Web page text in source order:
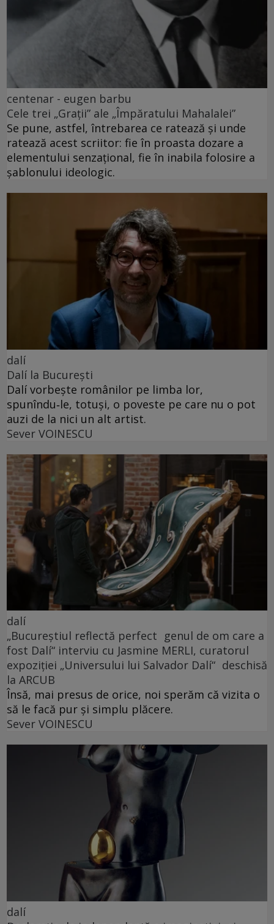
centenar - eugen barbu
Cele trei „Grații” ale „Împăratului Mahalalei”
Se pune, astfel, întrebarea ce ratează și unde
ratează acest scriitor: fie în proasta dozare a
elementului senzațional, fie în inabila folosire a
șablonului ideologic.
dalí
Dalí la București
Dalí vorbește românilor pe limba lor,
spunîndu‑le, totuși, o poveste pe care nu o pot
auzi de la nici un alt artist.
Sever VOINESCU
dalí
„Bucureștiul reflectă perfect genul de om care a
fost Dalí“ interviu cu Jasmine MERLI, curatorul
expoziției „Universului lui Salvador Dalí“ deschisă
la ARCUB
Însă, mai presus de orice, noi sperăm că vizita o
să le facă pur și simplu plăcere.
Sever VOINESCU
dalí